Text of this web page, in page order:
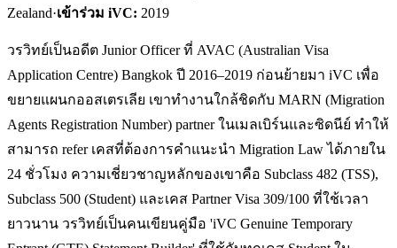
Zealand·เข้าร่วม iVC: 2019
วรวิทย์เป็นอดีต Junior Officer ที่ AVAC (Australian Visa
Application Centre) Bangkok ปี 2016–2019 ก่อนย้ายมา iVC เพื่อ
ขยายแผนกออสเตรเลีย เขาทำงานใกล้ชิดกับ MARN (Migration
Agents Registration Number) partner ในเมลเบิร์นและซิดนีย์ ทำให้
สามารถ refer เคสที่ต้องการคำแนะนำ Migration Law ได้ภายใน
24 ชั่วโมง ความเชี่ยวชาญหลักของเขาคือ Subclass 482 (TSS),
Subclass 500 (Student) และเคส Partner Visa 309/100 ที่ใช้เวลา
ยาวนาน วรวิทย์เป็นคนเขียนคู่มือ 'iVC Genuine Temporary